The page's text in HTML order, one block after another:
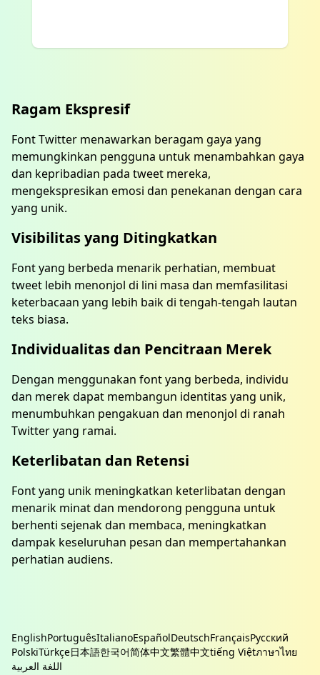
Ragam Ekspresif
Font Twitter menawarkan beragam gaya yang
memungkinkan pengguna untuk menambahkan gaya
dan kepribadian pada tweet mereka,
mengekspresikan emosi dan penekanan dengan cara
yang unik.
Visibilitas yang Ditingkatkan
Font yang berbeda menarik perhatian, membuat
tweet lebih menonjol di lini masa dan memfasilitasi
keterbacaan yang lebih baik di tengah-tengah lautan
teks biasa.
Individualitas dan Pencitraan Merek
Dengan menggunakan font yang berbeda, individu
dan merek dapat membangun identitas yang unik,
menumbuhkan pengakuan dan menonjol di ranah
Twitter yang ramai.
Keterlibatan dan Retensi
Font yang unik meningkatkan keterlibatan dengan
menarik minat dan mendorong pengguna untuk
berhenti sejenak dan membaca, meningkatkan
dampak keseluruhan pesan dan mempertahankan
perhatian audiens.
EnglishPortuguêsItalianoEspañolDeutschFrançaisРусский
PolskiTürkçe日本語한국어简体中文繁體中文tiếng Việtภาษาไทย
اللغة العربية